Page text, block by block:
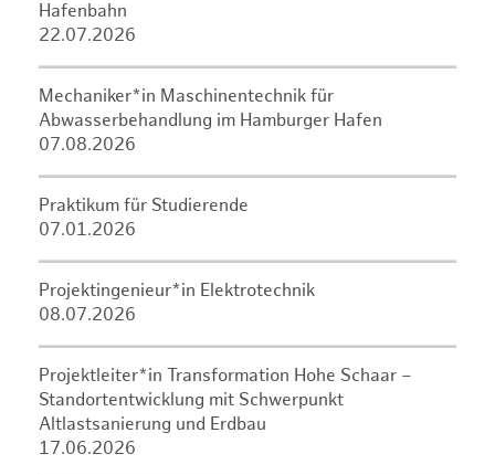
Hafenbahn
22.07.2026
Mechaniker*in Maschinentechnik für
Abwasserbehandlung im Hamburger Hafen
07.08.2026
Praktikum für Studierende
07.01.2026
Projektingenieur*in Elektrotechnik
08.07.2026
Projektleiter*in Transformation Hohe Schaar –
Standortentwicklung mit Schwerpunkt
Altlastsanierung und Erdbau
17.06.2026